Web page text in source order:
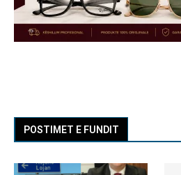
POSTIMET E FUNDIT